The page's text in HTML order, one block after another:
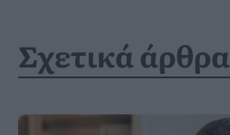
Σχετικά άρθρα